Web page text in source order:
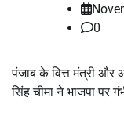
0
पंजाब के वित्त मंत्री और
सिंह चीमा ने भाजपा पर